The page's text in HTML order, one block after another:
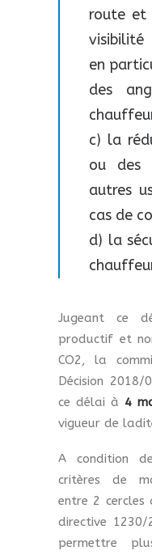
route et
en
des
c) la
ou des
autres
cas de
d) la
Jugeant ce
productif et
CO2, la
Décision
ce délai à 4
vigueur de
A condition
critères de
entre 2 cercles
directive 1230/
permettre